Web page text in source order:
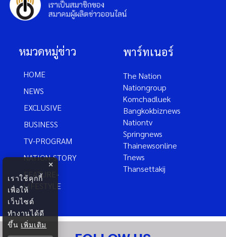
หมวดหมู่ข่าว
HOME
NEWS
EXCLUSIVE
BUSINESS
TV-PROGRAM
NATION-STORY
FEATURE-
LIFESTYLE
พาร์ทเนอร์
The Nation
Nationgroup
Komchadluek
Bangkokbiznews
Nationtv
Springnews
Thainewsonline
Tnews
Thansettakij
×
เราใช้คุกกี้
เพื่อให้
เว็บไซต์
ทำงานได้ดี
ขึ้น เพิ่มเติม